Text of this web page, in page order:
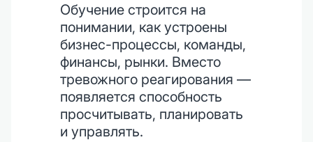
Обучение строится на
понимании, как устроены
бизнес-процессы, команды,
финансы, рынки. Вместо
тревожного реагирования —
появляется способность
просчитывать, планировать
и управлять.